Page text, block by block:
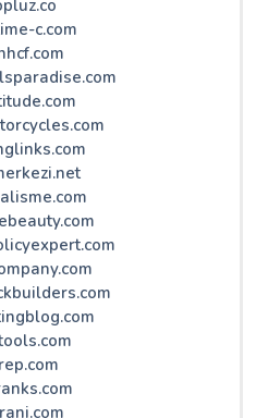
c.com